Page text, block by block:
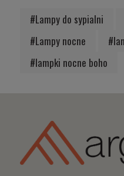
#Lampy do sypialni
#Lampy nocne
#lampki nocne boho